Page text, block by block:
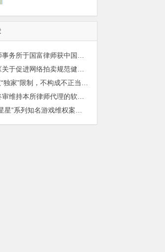
最高人民法院终审维持本所律师代理的软件著作权和不正当竞争纠纷案件胜诉判决